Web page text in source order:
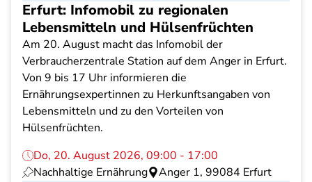
Erfurt: Infomobil zu regionalen
Lebensmitteln und Hülsenfrüchten
Am 20. August macht das Infomobil der
Verbraucherzentrale Station auf dem Anger in Erfurt.
Von 9 bis 17 Uhr informieren die
Ernährungsexpertinnen zu Herkunftsangaben von
Lebensmitteln und zu den Vorteilen von
Hülsenfrüchten.
Do, 20. August 2026, 09:00 - 17:00
Nachhaltige Ernährung
Anger 1, 99084 Erfurt